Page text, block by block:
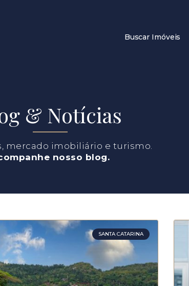
Buscar Imóveis
& Notícias
mercado imobiliário e turismo.
nosso blog.
SANTA CATARINA